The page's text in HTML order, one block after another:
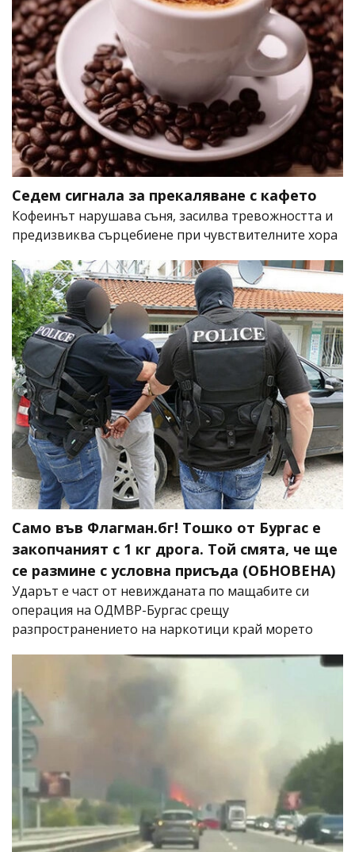
Седем сигнала за прекаляване с кафето
Кофеинът нарушава съня, засилва тревожността и
предизвиква сърцебиене при чувствителните хора
Само във Флагман.бг! Тошко от Бургас е
закопчаният с 1 кг дрога. Той смята, че ще
се размине с условна присъда (ОБНОВЕНА)
Ударът е част от невижданата по мащабите си
операция на ОДМВР-Бургас срещу
разпространението на наркотици край морето